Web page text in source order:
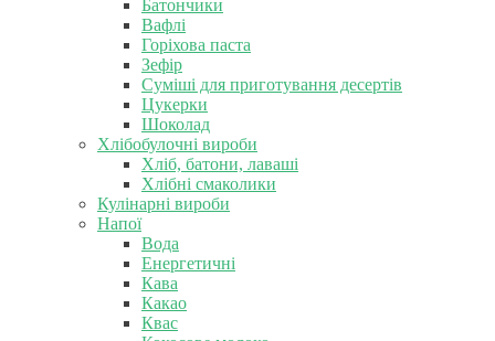
Батончики
Вафлі
Горіхова паста
Зефір
Суміші для приготування десертів
Цукерки
Шоколад
Хлібобулочні вироби
Хліб, батони, лаваші
Хлібні смаколики
Кулінарні вироби
Напої
Вода
Енергетичні
Кава
Какао
Квас